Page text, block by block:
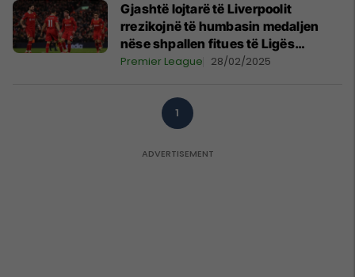
Gjashtë lojtarë të Liverpoolit
rrezikojnë të humbasin medaljen
nëse shpallen fitues të Ligës
Premier
Premier League 28/02/2025
1